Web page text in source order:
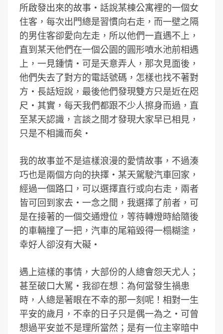
所啟發出來的故事‧話說某棟公寓裡的一個女
住客，每次出門總是習慣向右走，而一壁之隔
的男住客卻愛向左走，所以他們一直遇不上，
直到某天他們在一個公園的圓形噴水池前相遇
上，一見鍾情‧可是天意弄人，那次見面後，
他們失去了對方的電話號碼，怎樣也找不著對
方‧長話短說，最後他們發現雙方只是近在咫
尺‧其實，每天我們都跟不少人擦身而過，直
至某天認識，言談之間才發現大家早已相見，
只是不相識而矣‧
我的故事並不是這樣浪漫的愛情故事，不過湊
巧也是兩個方向的抉擇‧某天駕駛汽車回家，
經過一個路口，可以選擇直行或向右走，兩者
皆可回到家去‧一念之間，我選擇了前者，可
是在接著的一個交通燈位，等待轉燈時給隨後
的車輛撞了一把，汽車的尾箱毀得一榻糊塗，
幸好人卻沒有大礙‧
遇上這樣的事情，大部份的人總會怨天尤人；
甚至破口大駡‧我卻在想：為何當發生禍患
時，人總是著眼在不幸的那一刻呢！相對一生
平安的歲月，不幸的日子只是偶一為之‧可曾
想過平安並不是理所當然；是有一位主宰暗中